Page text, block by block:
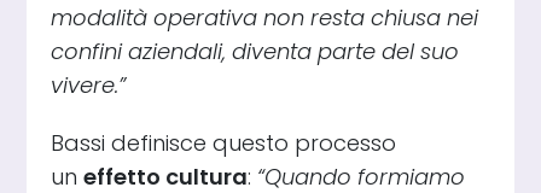
modalità operativa non resta chiusa nei
confini aziendali, diventa parte del suo
vivere.”
Bassi definisce questo processo
uneffetto cultura: “Quando formiamo